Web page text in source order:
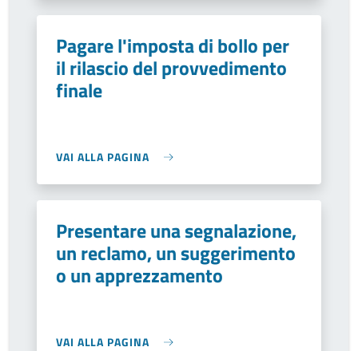
Pagare l'imposta di bollo per
il rilascio del provvedimento
finale
VAI ALLA PAGINA
Presentare una segnalazione,
un reclamo, un suggerimento
o un apprezzamento
VAI ALLA PAGINA